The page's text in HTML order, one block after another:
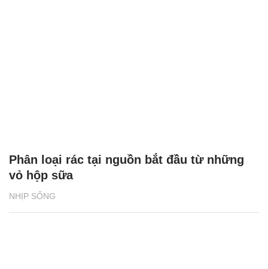
NHỊP SỐNG
Phân loại rác tại nguồn bắt đầu từ những
vỏ hộp sữa